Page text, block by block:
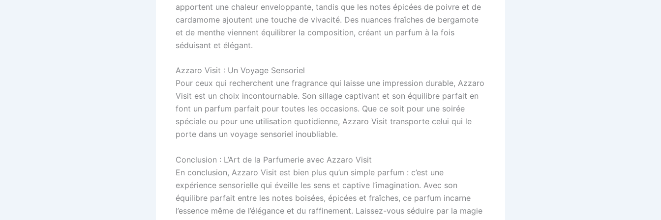
apportent une chaleur enveloppante, tandis que les notes épicées de poivre et de
cardamome ajoutent une touche de vivacité. Des nuances fraîches de bergamote
et de menthe viennent équilibrer la composition, créant un parfum à la fois
séduisant et élégant.
Azzaro Visit : Un Voyage Sensoriel
Pour ceux qui recherchent une fragrance qui laisse une impression durable, Azzaro
Visit est un choix incontournable. Son sillage captivant et son équilibre parfait en
font un parfum parfait pour toutes les occasions. Que ce soit pour une soirée
spéciale ou pour une utilisation quotidienne, Azzaro Visit transporte celui qui le
porte dans un voyage sensoriel inoubliable.
Conclusion : L’Art de la Parfumerie avec Azzaro Visit
En conclusion, Azzaro Visit est bien plus qu’un simple parfum : c’est une
expérience sensorielle qui éveille les sens et captive l’imagination. Avec son
équilibre parfait entre les notes boisées, épicées et fraîches, ce parfum incarne
l’essence même de l’élégance et du raffinement. Laissez-vous séduire par la magie